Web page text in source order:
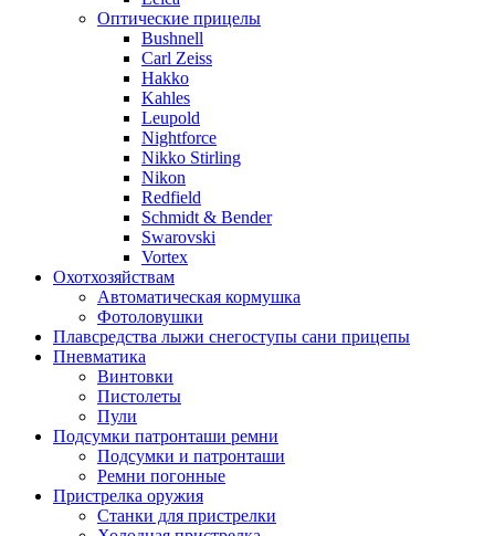
Оптические прицелы
Bushnell
Carl Zeiss
Hakko
Kahles
Leupold
Nightforce
Nikko Stirling
Nikon
Redfield
Schmidt & Bender
Swarovski
Vortex
Охотхозяйствам
Автоматическая кормушка
Фотоловушки
Плавсредства лыжи снегоступы сани прицепы
Пневматика
Винтовки
Пистолеты
Пули
Подсумки патронташи ремни
Подсумки и патронташи
Ремни погонные
Пристрелка оружия
Станки для пристрелки